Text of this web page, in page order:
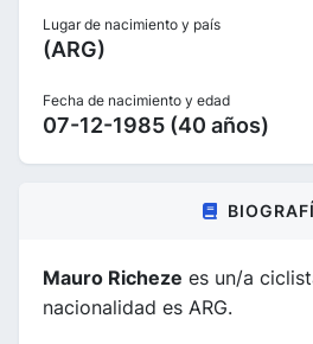
Lugar de nacimiento y país
(ARG)
Fecha de nacimiento y edad
07-12-1985 (40 años)
Mauro Richeze es un/a
nacionalidad es ARG.